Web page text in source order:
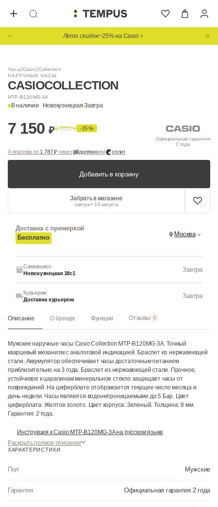
Лето скидок−25% на Casio
Часы Casio Collection
НАРУЧНЫЕ ЧАСЫ
CASIOCOLLECTION
MTP-B120MG-3A
В наличии Новокузнецкая/Завтра
7 150 ₽9 530₽ -25 %
Официальная гарантия
2 года
4 платежа по 1 787 ₽через долямиили сплит
Добавить в корзину
Забрать в магазине
завтра • 10 августа
Доставка с примеркой
Бесплатно
Москва
Самовывоз
Новокузнецкая 18с1
Завтра
Курьером
Доставка курьером
Завтра
Описание О бренде Функции Отзывы 0
Мужские наручные часы Casio Collection MTP-B120MG-3A. Точный
кварцевый механизм с аналоговой индикацией. Браслет из нержавеющей
стали. Аккумулятор обеспечивает часы достаточным питанием
приблизительно на 3 года. Браслет из нержавеющей стали. Прочное,
устойчивое к царапинам минеральное стекло защищает часы от
повреждений. На циферблате отображается текущее число месяца и
день недели. Часы являются водонепроницаемыми до 5 Бар. Цвет
циферблата: Желтое золото. Цвет корпуса: Зеленый. Толщина: 8 мм.
Гарантия: 2 года.
Инструкция к Casio MTP-B120MG-3A на русском языке
Раскрыть полное описание
ХАРАКТЕРИСТИКИ
Пол Мужские
Гарантия Официальная гарантия 2 года